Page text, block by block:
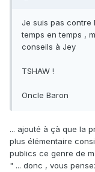
Je suis pas contre
temps en temps ,
conseils à Jey
TSHAW !
Oncle Baron
... ajouté à çà que la
plus élémentaire
publics ce genre de
" ... donc , vous